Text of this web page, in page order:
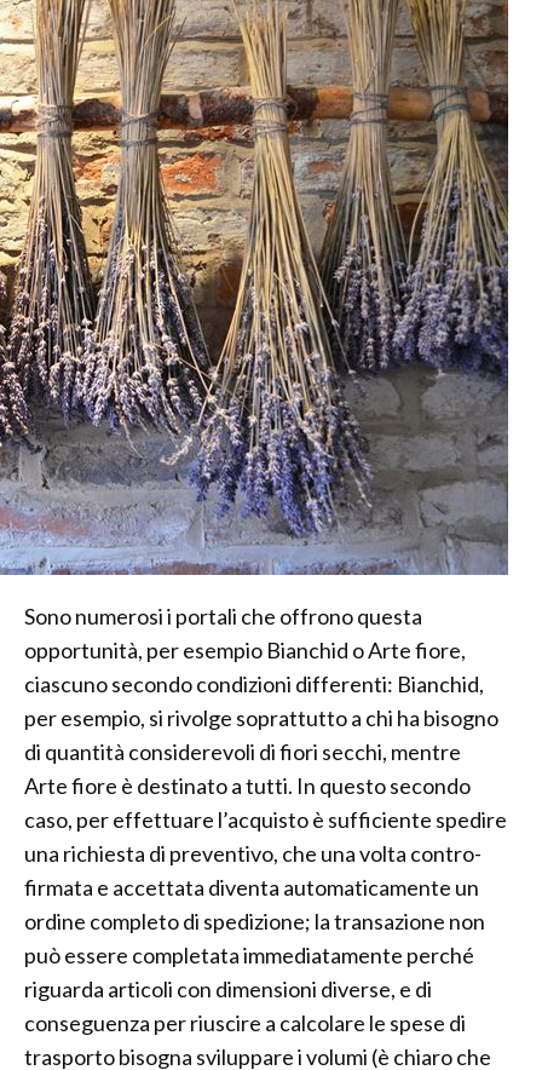
Sono numerosi i portali che offrono questa
opportunità, per esempio Bianchid o Arte fiore,
ciascuno secondo condizioni differenti: Bianchid,
per esempio, si rivolge soprattutto a chi ha bisogno
di quantità considerevoli di fiori secchi, mentre
Arte fiore è destinato a tutti. In questo secondo
caso, per effettuare l’acquisto è sufficiente spedire
una richiesta di preventivo, che una volta contro-
firmata e accettata diventa automaticamente un
ordine completo di spedizione; la transazione non
può essere completata immediatamente perché
riguarda articoli con dimensioni diverse, e di
conseguenza per riuscire a calcolare le spese di
trasporto bisogna sviluppare i volumi (è chiaro che